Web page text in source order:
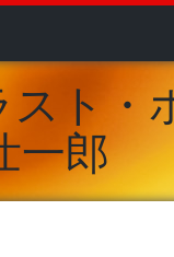
スト・
一郎